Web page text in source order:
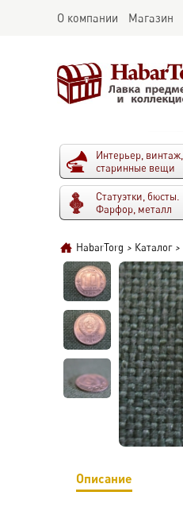
О компании Магазин
Интерьер, винтаж,
старинные вещи
Статуэтки, бюсты.
Фарфор, металл
HabarTorg > Каталог >
Описание